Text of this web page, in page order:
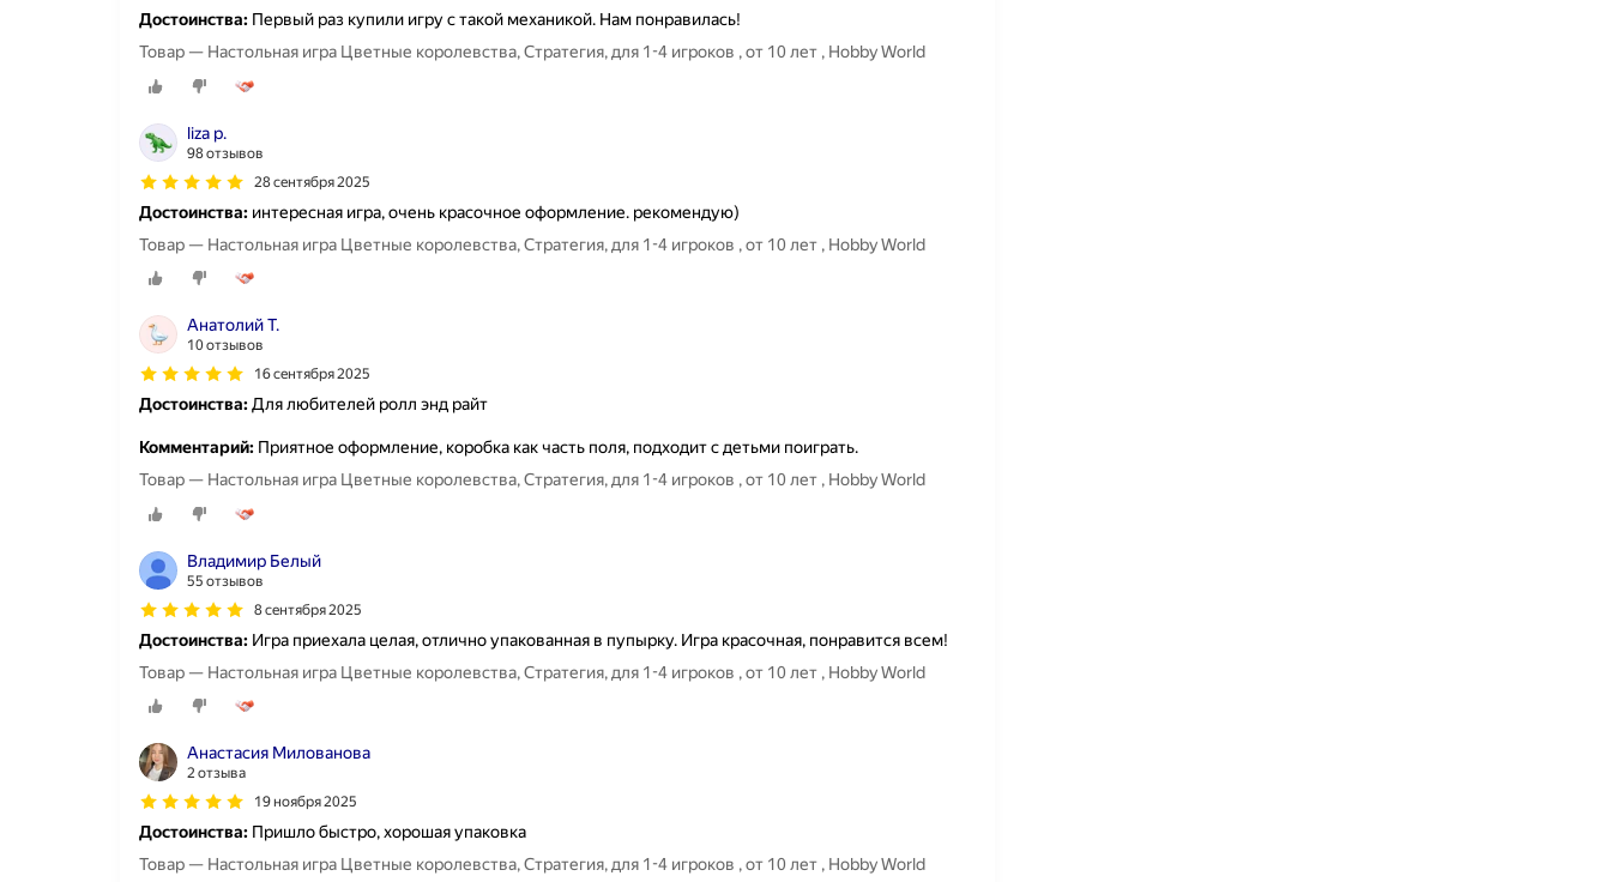
Достоинства: Первый раз купили игру с такой механикой. Нам понравилась!
Товар — Настольная игра Цветные королевства, Стратегия, для 1-4 игроков , от 10 лет , Hobby World
liza p.
98 отзывов
28 сентября 2025
Достоинства: интересная игра, очень красочное оформление. рекомендую)
Товар — Настольная игра Цветные королевства, Стратегия, для 1-4 игроков , от 10 лет , Hobby World
Анатолий Т.
10 отзывов
16 сентября 2025
Достоинства:Для любителей ролл энд райт
Комментарий: Приятное оформление, коробка как часть поля, подходит с детьми поиграть.
Товар — Настольная игра Цветные королевства, Стратегия, для 1-4 игроков , от 10 лет , Hobby World
Владимир Белый
55 отзывов
8 сентября 2025
Достоинства: Игра приехала целая, отлично упакованная в пупырку. Игра красочная, понравится всем!
Товар — Настольная игра Цветные королевства, Стратегия, для 1-4 игроков , от 10 лет , Hobby World
Анастасия Милованова
2 отзыва
19 ноября 2025
Достоинства: Пришло быстро, хорошая упаковка
Товар — Настольная игра Цветные королевства, Стратегия, для 1-4 игроков , от 10 лет , Hobby World